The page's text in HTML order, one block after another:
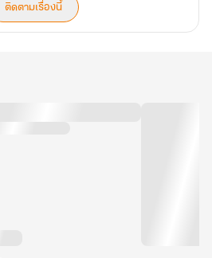
ก้มยุ้ยน่าฟัด และตบหน้าบรรดาญาติมิตร
สะดุด เมื่อ 'กู้เหว่ย' สามีที่ใครต่างนึกว่า
ติดตามเรื่องนี้